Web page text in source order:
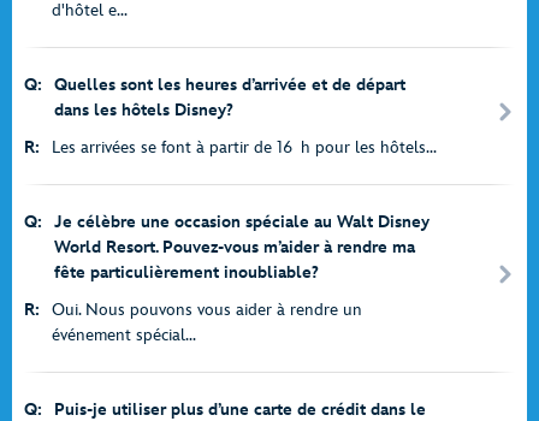
d'hôtel e...
Q:
Quelles sont les heures d’arrivée et de départ
dans les hôtels Disney?
R:
Les arrivées se font à partir de 16 h pour les hôtels...
Q:
Je célèbre une occasion spéciale au Walt Disney
World Resort. Pouvez-vous m’aider à rendre ma
fête particulièrement inoubliable?
R:
Oui. Nous pouvons vous aider à rendre un
événement spécial...
Q:
Puis-je utiliser plus d’une carte de crédit dans le